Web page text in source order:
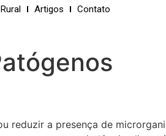
Artigos Contato
reduzir a presença de